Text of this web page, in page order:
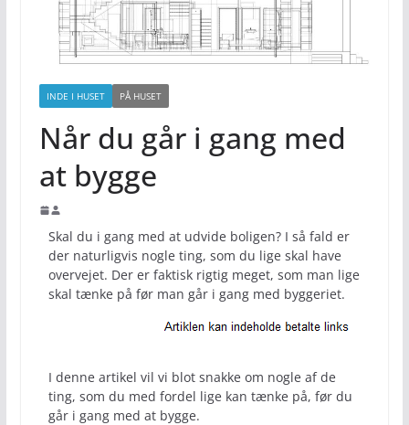
INDE I HUSET PÅ HUSET
Når du går i gang med
at bygge
Skal du i gang med at udvide boligen? I så fald er
der naturligvis nogle ting, som du lige skal have
overvejet. Der er faktisk rigtig meget, som man lige
skal tænke på før man går i gang med byggeriet.
I denne artikel vil vi blot snakke om nogle af de
ting, som du med fordel lige kan tænke på, før du
går i gang med at bygge.